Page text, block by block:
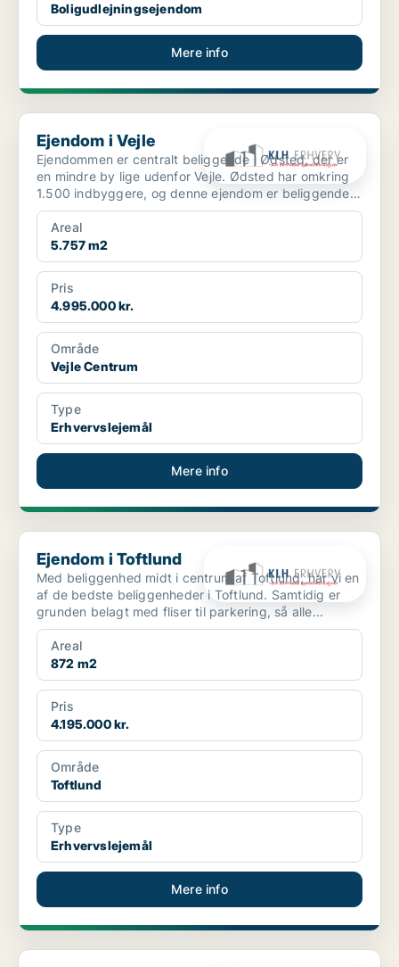
Boligudlejningsejendom
Mere info
Ejendom i Vejle
Ejendom i Vejle
Ejendommen er centralt beliggende i Ødsted, der er
en mindre by lige udenfor Vejle. Ødsted har omkring
1.500 indbyggere, og denne ejendom er beliggende
midt ...
Areal
5.757 m2
Pris
4.995.000 kr.
Område
Vejle Centrum
Type
Erhvervslejemål
Mere info
Ejendom i Toftlund
Ejendom i Toftlund
Med beliggenhed midt i centrum af Toftlund, har vi en
af de bedste beliggenheder i Toftlund. Samtidig er
grunden belagt med fliser til parkering, så alle...
Areal
872 m2
Pris
4.195.000 kr.
Område
Toftlund
Type
Erhvervslejemål
Mere info
Ejendom i Vejen